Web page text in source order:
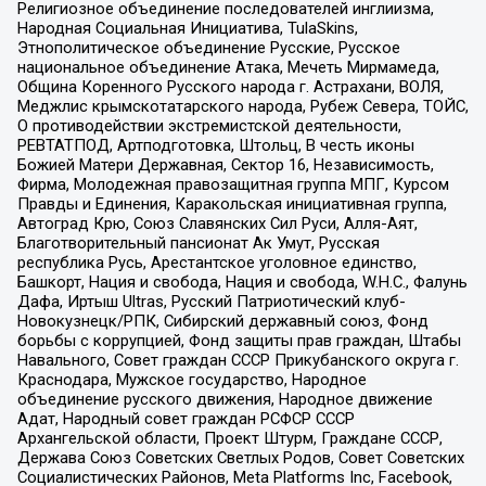
Религиозное объединение последователей инглиизма,
Народная Социальная Инициатива, TulaSkins,
Этнополитическое объединение Русские, Русское
национальное объединение Атака, Мечеть Мирмамеда,
Община Коренного Русского народа г. Астрахани, ВОЛЯ,
Меджлис крымскотатарского народа, Рубеж Севера, ТОЙС,
О противодействии экстремистской деятельности,
РЕВТАТПОД, Артподготовка, Штольц, В честь иконы
Божией Матери Державная, Сектор 16, Независимость,
Фирма, Молодежная правозащитная группа МПГ, Курсом
Правды и Единения, Каракольская инициативная группа,
Автоград Крю, Союз Славянских Сил Руси, Алля-Аят,
Благотворительный пансионат Ак Умут, Русская
республика Русь, Арестантское уголовное единство,
Башкорт, Нация и свобода, Нация и свобода, W.H.С., Фалунь
Дафа, Иртыш Ultras, Русский Патриотический клуб-
Новокузнецк/РПК, Сибирский державный союз, Фонд
борьбы с коррупцией, Фонд защиты прав граждан, Штабы
Навального, Совет граждан СССР Прикубанского округа г.
Краснодара, Мужское государство, Народное
объединение русского движения, Народное движение
Адат, Народный совет граждан РСФСР СССР
Архангельской области, Проект Штурм, Граждане СССР,
Держава Союз Советских Светлых Родов, Совет Советских
Социалистических Районов, Meta Platforms Inc, Facebook,